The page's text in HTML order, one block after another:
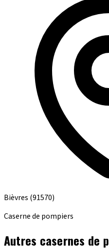
Bièvres (91570)
Caserne de pompiers
Autres casernes de